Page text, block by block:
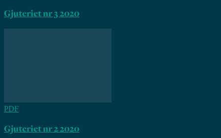
Gjuteriet nr 3 2020
PDF
Gjuteriet nr 2 2020